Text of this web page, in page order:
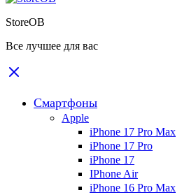
StoreOB
Все лучшее для вас
Смартфоны
Apple
iPhone 17 Pro Max
iPhone 17 Pro
iPhone 17
IPhone Air
iPhone 16 Pro Max